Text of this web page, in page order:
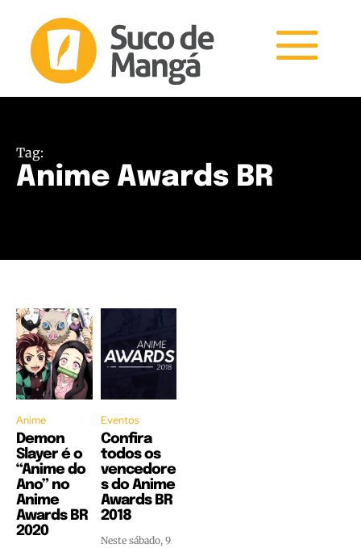
Tag:
Anime Awards BR
Anime
Demon
Slayer é o
“Anime do
Ano” no
Anime
Awards BR
2020
Eventos
Confira
todos os
vencedore
s do Anime
Awards BR
2018
Neste sábado, 9